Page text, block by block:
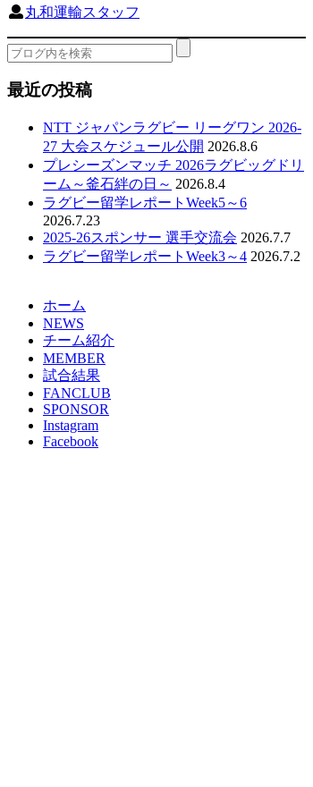
丸和運輸スタッフ
最近の投稿
NTT ジャパンラグビー リーグワン 2026-
27 大会スケジュール公開 2026.8.6
プレシーズンマッチ 2026ラグビッグドリ
ーム～釜石絆の日～ 2026.8.4
ラグビー留学レポートWeek5～6
2026.7.23
2025-26スポンサー 選手交流会 2026.7.7
ラグビー留学レポートWeek3～4 2026.7.2
ホーム
NEWS
チーム紹介
MEMBER
試合結果
FANCLUB
SPONSOR
Instagram
Facebook